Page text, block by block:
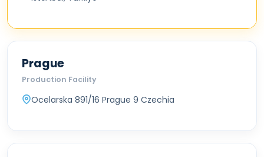
Prague
Production Facility
Ocelarska 891/16 Prague 9 Czechia